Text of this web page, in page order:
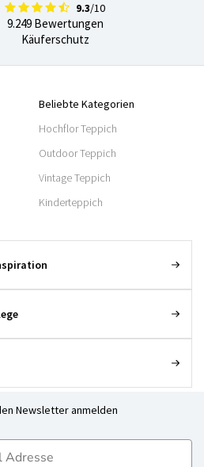
9.3/10
9.249 Bewertungen
Käuferschutz
Beliebte Kategorien
Hochflor Teppich
Outdoor Teppich
Vintage Teppich
Kinderteppich
Newsletter anmelden